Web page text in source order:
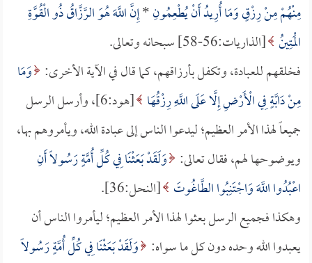
مِنْهُمْ مِنْ رِزْقٍ وَمَا أُرِيدُ أَنْ يُطْعِمُونِ*إِنَّ اللَّهَ هُوَ الرَّزَّاقُ ذُو الْقُوَّةِ
الْمَتِينُ [الذاريات:56-58] سبحانه وتعالى.
فخلقهم للعبادة، وتكفل بأرزاقهم، كما قال في الآية الأخرى: وَمَا
مِنْ دَابَّةٍ فِي الْأَرْضِ إِلَّا عَلَى اللَّهِ رِزْقُهَا
[هود:6]، وأرسل الرسل
جميعاً لهذا الأمر العظيم؛ ليدعوا الناس إلى عبادة الله، ويأمروهم بها،
ويوضوحها لهم، فقال تعالى: وَلَقَدْ بَعَثْنَا فِي كُلِّ أُمَّةٍ رَسُولاً أَنِ
اعْبُدُوا اللَّهَ وَاجْتَنِبُوا الطَّاغُوتَ [النحل:36].
وهكذا فجميع الرسل بعثوا لهذا الأمر العظيم؛ ليأمروا الناس أن
يعبدوا الله وحده دون كل ما سواه: وَلَقَدْ بَعَثْنَا فِي كُلِّ أُمَّةٍ رَسُولاً